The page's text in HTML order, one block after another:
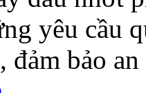
yêu cầu
đảm bảo